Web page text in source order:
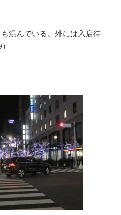
混んでいる。外には入店待